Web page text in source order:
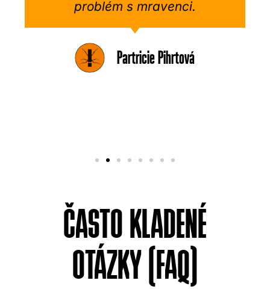
problém s mravenci.
Partricie Pihrtová
ČASTO KLADENÉ
OTÁZKY (FAQ)